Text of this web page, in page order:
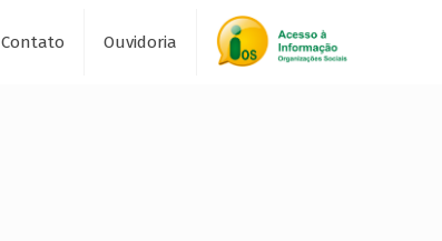
Contato Ouvidoria